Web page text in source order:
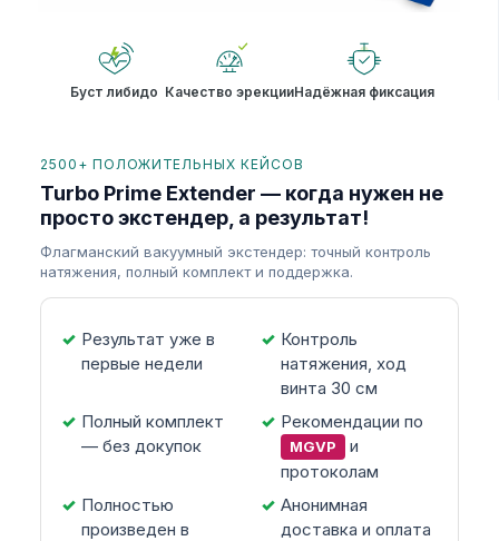
Буст либидо Качество эрекцииНадёжная фиксация
2500+ ПОЛОЖИТЕЛЬНЫХ КЕЙСОВ
Turbo Prime Extender — когда нужен не
просто экстендер, а результат!
Флагманский вакуумный экстендер: точный контроль
натяжения, полный комплект и поддержка.
Результат уже в
первые недели
Контроль
натяжения, ход
винта 30 см
Полный комплект
— без докупок
Рекомендации по
MGVP
и
протоколам
Полностью
произведен в
Анонимная
доставка и оплата